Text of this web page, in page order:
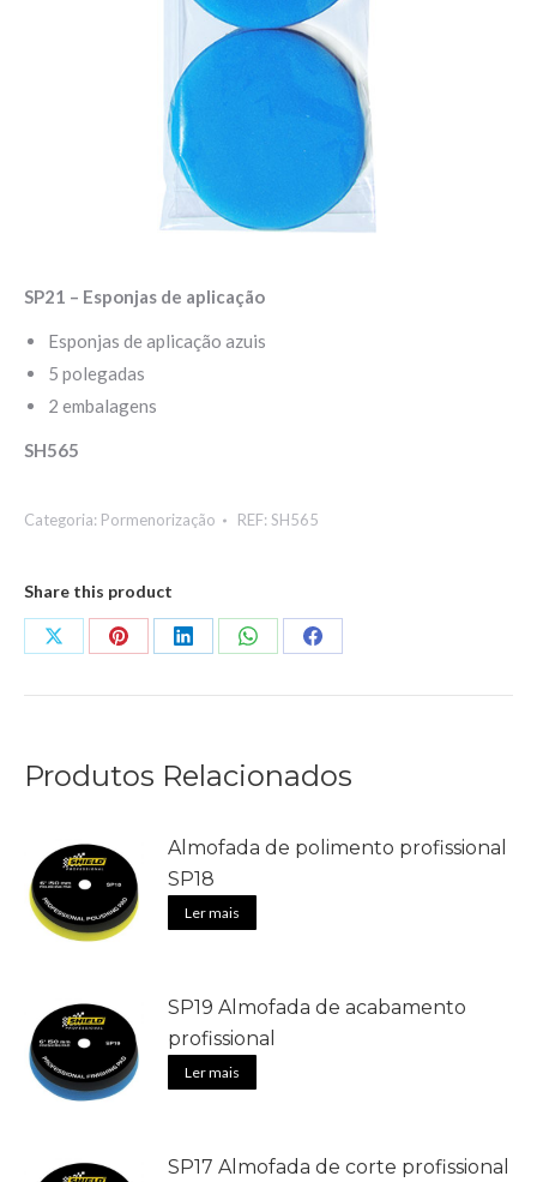
SP21 – Esponjas de aplicação
Esponjas de aplicação azuis
5 polegadas
2 embalagens
SH565
Categoria: Pormenorização REF: SH565
Share this product
Share
Share
Share
Share
Share
Produtos Relacionados
Almofada de polimento profissional
SP18
Ler mais
SP19 Almofada de acabamento
profissional
Ler mais
SP17 Almofada de corte profissional